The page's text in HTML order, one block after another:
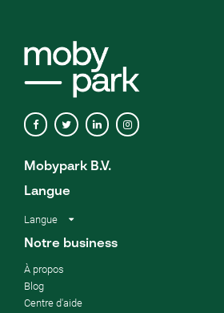
Mobypark B.V.
Langue
Langue
Notre business
À propos
Blog
Centre d'aide